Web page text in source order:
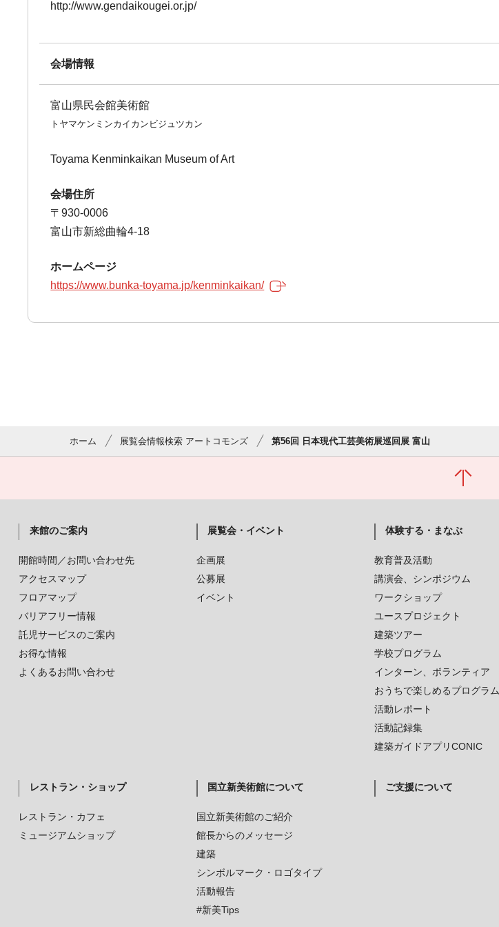
http://www.gendaikougei.or.jp/
会場情報
富山県民会館美術館
トヤマケンミンカイカンビジュツカン
Toyama Kenminkaikan Museum of Art
会場住所
〒930-0006
富山市新総曲輪4-18
ホームページ
https://www.bunka-toyama.jp/kenminkaikan/
ホーム 展覧会情報検索 アートコモンズ 第56回 日本現代工芸美術展巡回展 富山
来館のご案内
開館時間／お問い合わせ先
アクセスマップ
フロアマップ
バリアフリー情報
託児サービスのご案内
お得な情報
よくあるお問い合わせ
展覧会・イベント
企画展
公募展
イベント
体験する・まなぶ
教育普及活動
講演会、シンポジウム
ワークショップ
ユースプロジェクト
建築ツアー
学校プログラム
インターン、ボランティア
おうちで楽しめるプログラム
活動レポート
活動記録集
建築ガイドアプリCONIC
レストラン・ショップ
レストラン・カフェ
ミュージアムショップ
国立新美術館について
国立新美術館のご紹介
館長からのメッセージ
建築
シンボルマーク・ロゴタイプ
活動報告
#新美Tips
ご支援について